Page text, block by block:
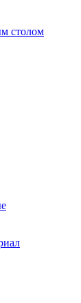
столом